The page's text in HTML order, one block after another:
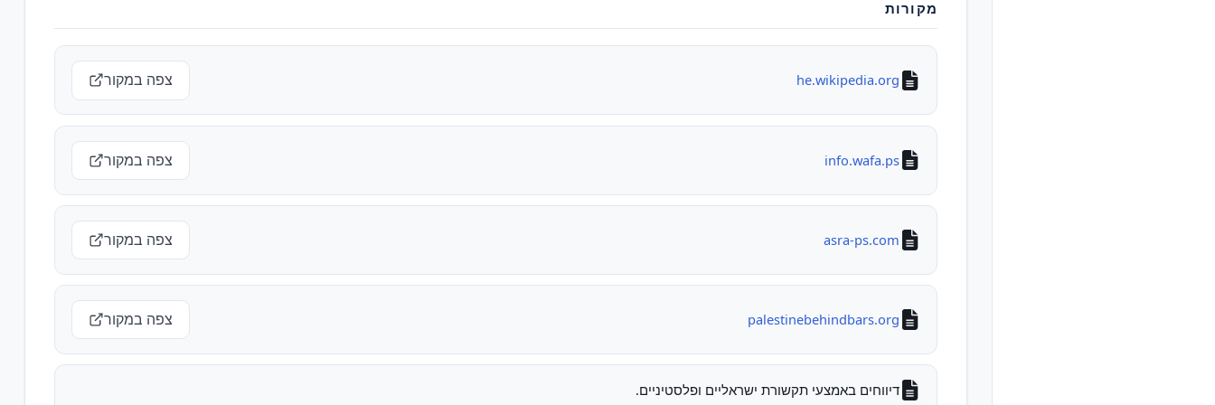
מקורות
he.wikipedia.org צפה במקור
info.wafa.ps צפה במקור
asra-ps.com צפה במקור
palestinebehindbars.org צפה במקור
דיווחים באמצעי תקשורת ישראליים ופלסטיניים.